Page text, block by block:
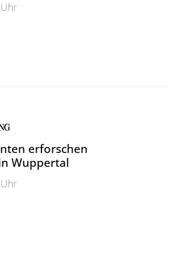
Dokumente
erforschen
Wuppertal
erforschen Flächennutzung in